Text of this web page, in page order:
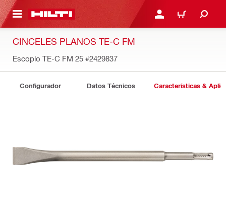
PRINCIPAL INICIE SESIÓN O
CARRITO
CINCELES PLANOS TE-C FM
Escoplo TE-C FM 25 #2429837
Configurador Datos Técnicos Características &